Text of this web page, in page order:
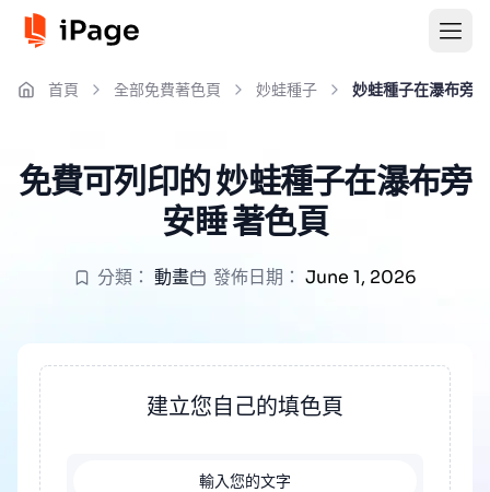
首頁 全部免費著色頁 妙蛙種子 妙蛙種子在瀑布旁
免費可列印的 妙蛙種子在瀑布旁
安睡 著色頁
分類： 動畫 發佈日期： June 1, 2026
建立您自己的填色頁
輸入您的文字